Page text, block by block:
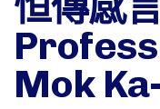
Mok